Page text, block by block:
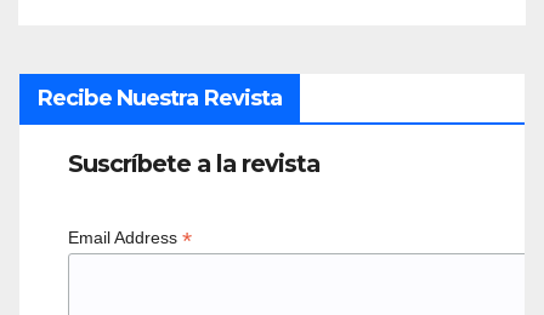
Recibe Nuestra Revista
Suscríbete a la revista
Email Address *